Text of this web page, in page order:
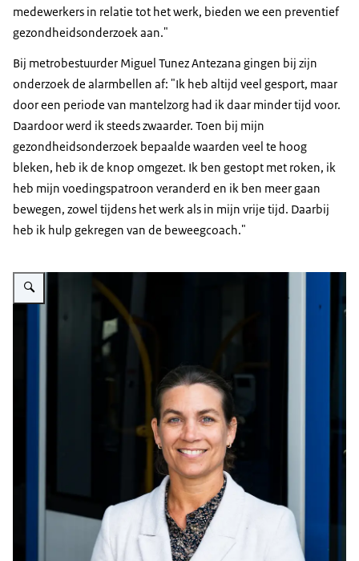
medewerkers in relatie tot het werk, bieden we een preventief
gezondheidsonderzoek aan."
Bij metrobestuurder Miguel Tunez Antezana gingen bij zijn
onderzoek de alarmbellen af: "Ik heb altijd veel gesport, maar
door een periode van mantelzorg had ik daar minder tijd voor.
Daardoor werd ik steeds zwaarder. Toen bij mijn
gezondheidsonderzoek bepaalde waarden veel te hoog
bleken, heb ik de knop omgezet. Ik ben gestopt met roken, ik
heb mijn voedingspatroon veranderd en ik ben meer gaan
bewegen, zowel tijdens het werk als in mijn vrije tijd. Daarbij
heb ik hulp gekregen van de beweegcoach."
Vergroot afbeelding GVB